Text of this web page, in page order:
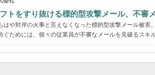
トをすり抜ける標的型攻撃メール、不審
はや対岸の火事と言えなくなった標的型攻撃メール被害
ぐためには、個々の従業員が不審なメールを見破るスキ